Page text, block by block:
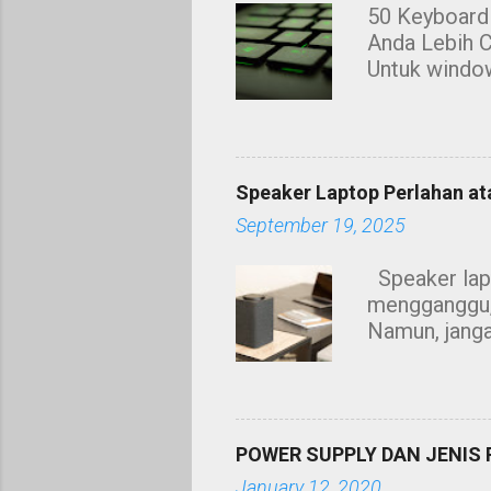
50
Anda Lebih
Untuk
ketika
untuk
berguna
membantu
Speaker Laptop Perlahan
September 19, 2025
Speaker
Namun,
Habuk
penggunaan
POWER SUPPLY DAN JENIS